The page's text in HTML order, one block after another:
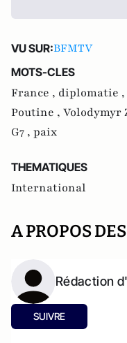
VU SUR:BFMTV
MOTS-CLES
France , diplomatie ,
Poutine , Volodymyr
G7 , paix
THEMATIQUES
International
A PROPOS
Rédaction
SUIVRE